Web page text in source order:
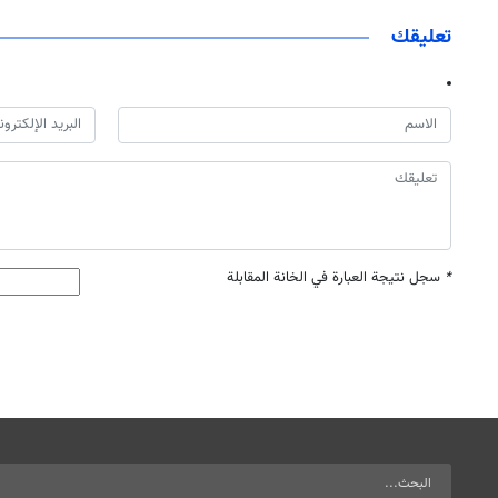
تعليقك
* سجل نتيجة العبارة في الخانة المقابلة